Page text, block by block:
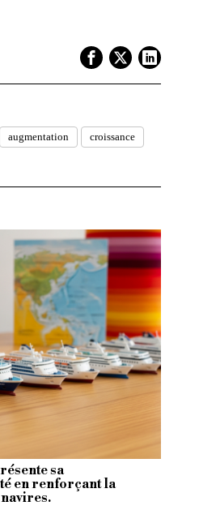
augmentation
croissance
sa
en renforçant la